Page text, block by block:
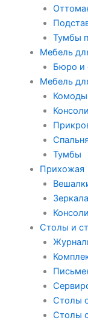
Тумбы
Мебель
Бюро и
Мебель
Комоды
Консоли
Спальня
Тумбы
Прихожая
Зеркала
Консоли
Столы и
Столы
Столы